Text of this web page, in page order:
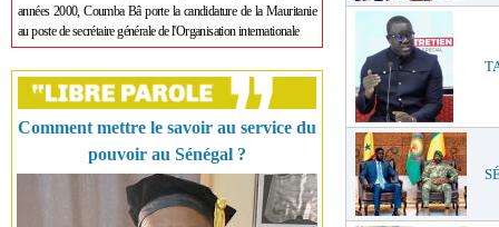
années 2000, Coumba Bâ porte la candidature de la Mauritanie
au poste de secrétaire générale de l'Organisation internationale
Comment mettre le savoir au service du
pouvoir au Sénégal ?